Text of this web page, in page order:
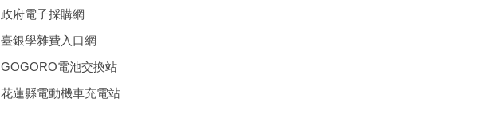
政府電子採購網
臺銀學雜費入口網
GOGORO電池交換站
花蓮縣電動機車充電站